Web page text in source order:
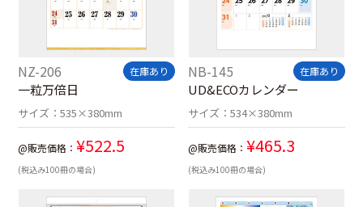
NZ-206 在庫あり
一粒万倍日
サイズ：535×380mm
@販売価格： ¥522.5
(税込み100冊の場合)
NB-145 在庫あり
UD&ECOカレンダー
サイズ： 534×380mm
@販売価格： ¥465.3
(税込み100冊の場合)